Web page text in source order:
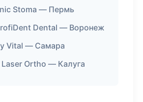
Stoma — Пермь
Dental — Воронеж
Vital — Самара
Ortho — Калуга